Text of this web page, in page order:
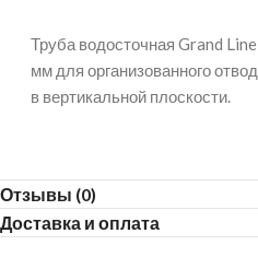
Труба водосточная Grand
мм для организованного
в вертикальной плоскости.
Отзывы (0)
Доставка и оплата